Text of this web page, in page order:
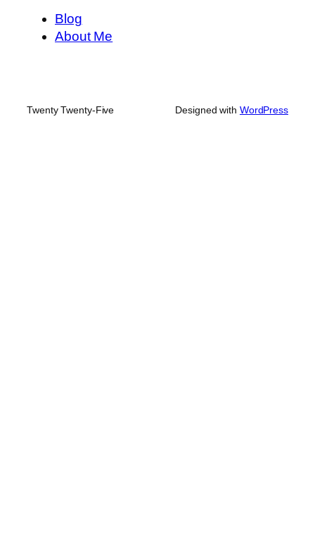
Blog
About Me
Twenty Twenty-Five Designed with WordPress